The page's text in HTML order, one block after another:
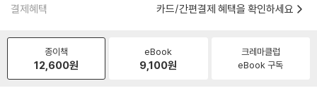
결제혜택 카드/간편결제 혜택을 확인하세요
종이책
12,600원
eBook
9,100원
크레마클럽
eBook 구독